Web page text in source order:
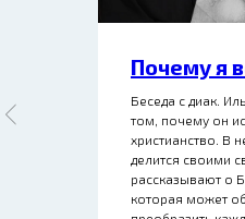
Почему я
Беседа с диак.
том, почему он
христианство. В
делится своими
рассказывают о
которая может